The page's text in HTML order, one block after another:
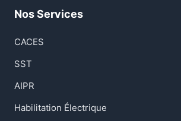
Nos Services
CACES
SST
AIPR
Habilitation Électrique